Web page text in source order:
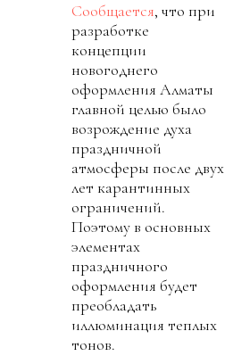
Сообщается, что при
разработке
концепции
новогоднего
оформления Алматы
главной целью было
возрождение духа
праздничной
атмосферы после двух
лет карантинных
ограничений.
Поэтому в основных
элементах
праздничного
оформления будет
преобладать
иллюминация теплых
тонов.